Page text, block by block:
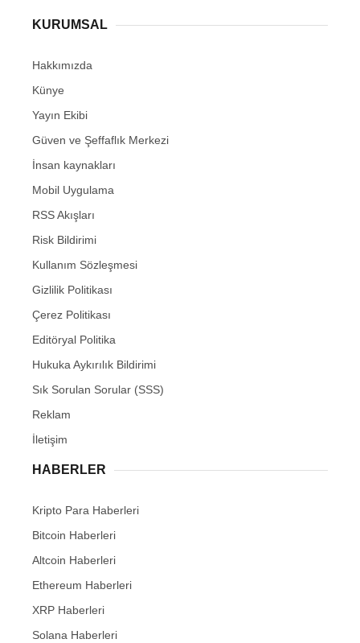
KURUMSAL
Hakkımızda
Künye
Yayın Ekibi
Güven ve Şeffaflık Merkezi
İnsan kaynakları
Mobil Uygulama
RSS Akışları
Risk Bildirimi
Kullanım Sözleşmesi
Gizlilik Politikası
Çerez Politikası
Editöryal Politika
Hukuka Aykırılık Bildirimi
Sık Sorulan Sorular (SSS)
Reklam
İletişim
HABERLER
Kripto Para Haberleri
Bitcoin Haberleri
Altcoin Haberleri
Ethereum Haberleri
XRP Haberleri
Solana Haberleri